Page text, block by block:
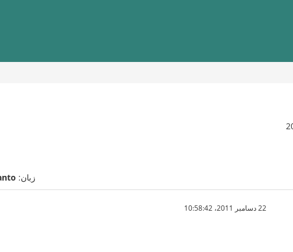
زبان:
22 دسامبر 2011،‏ 10:58:42